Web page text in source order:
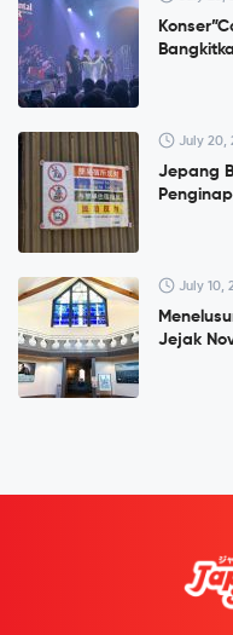
July 20,
Jepang
July 10,
Jejak